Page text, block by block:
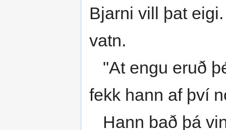
Bjarni vill þat
vatn.
"At engu eruð
fekk hann af því
Hann bað þá